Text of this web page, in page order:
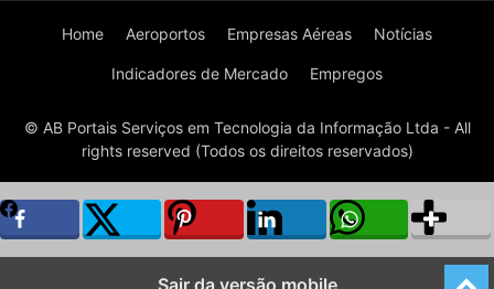
Home Aeroportos Empresas Aéreas Notícias
Indicadores de Mercado Empregos
© AB Portais Serviços em Tecnologia da Informação Ltda - All
rights reserved (Todos os direitos reservados)
Sair da versão mobile